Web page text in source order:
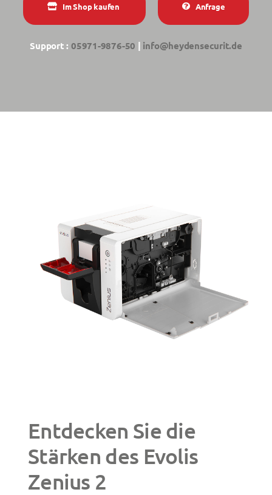
Im Shop kaufen Anfrage
Support :05971-9876-50 | info@heydensecurit.de
Entdecken Sie die
Stärken des Evolis
Zenius 2